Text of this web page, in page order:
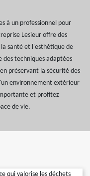
à un professionnel pour
Lesieur offre des
santé et l'esthétique de
techniques adaptées
préservant la sécurité des
environnement extérieur
et profitez
de vie.